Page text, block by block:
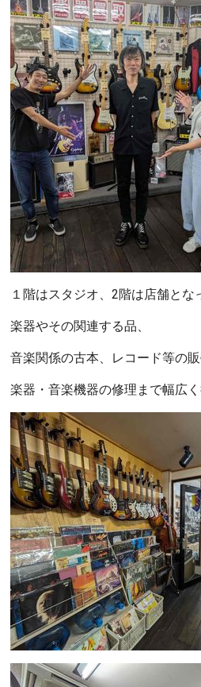
１階はスタジオ、2階は店舗とな
楽器やその関連する品、
音楽関係の古本、レコード等の
楽器・音楽機器の修理まで幅広く